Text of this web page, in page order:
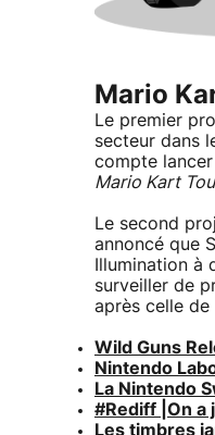
Mario
Le premier
secteur dans
compte
Mario Kart
Le second
annoncé que
Illumination
surveiller de
après celle de
Wild Guns
Nintendo
La Nintendo
#Rediff |On a
Les timbres